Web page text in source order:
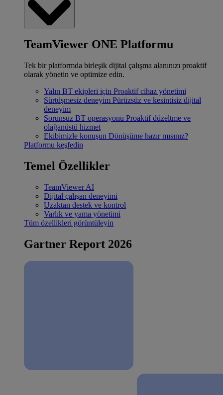
TeamViewer ONE Platformu
Tek bir platformda birleşik dijital çalışma alanınızı proaktif
olarak yönetin ve optimize edin.
Yalın BT ekipleri için Proaktif cihaz yönetimi
Sürtüşmesiz deneyim Pürüzsüz ve kesintisiz dijital
deneyim
Sorunsuz BT operasyonu Proaktif düzeltme ve
olağanüstü hizmet
Ekibimizle konuşun Dönüşüme hazır mısınız?
Platformu keşfedin
Temel Özellikler
TeamViewer AI
Dijital çalışan deneyimi
Uzaktan destek ve kontrol
Varlık ve yama yönetimi
Tüm özellikleri görüntüleyin
Gartner Report 2026